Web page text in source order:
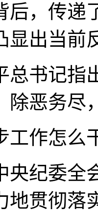
传递了
显出当前
记指出
除恶务尽
作怎么
委全会
地贯彻落